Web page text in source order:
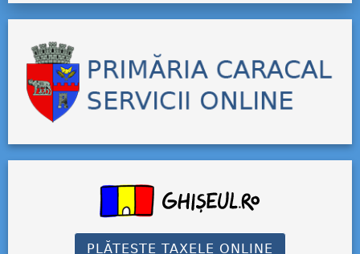
PLĂTEȘTE TAXELE ONLINE